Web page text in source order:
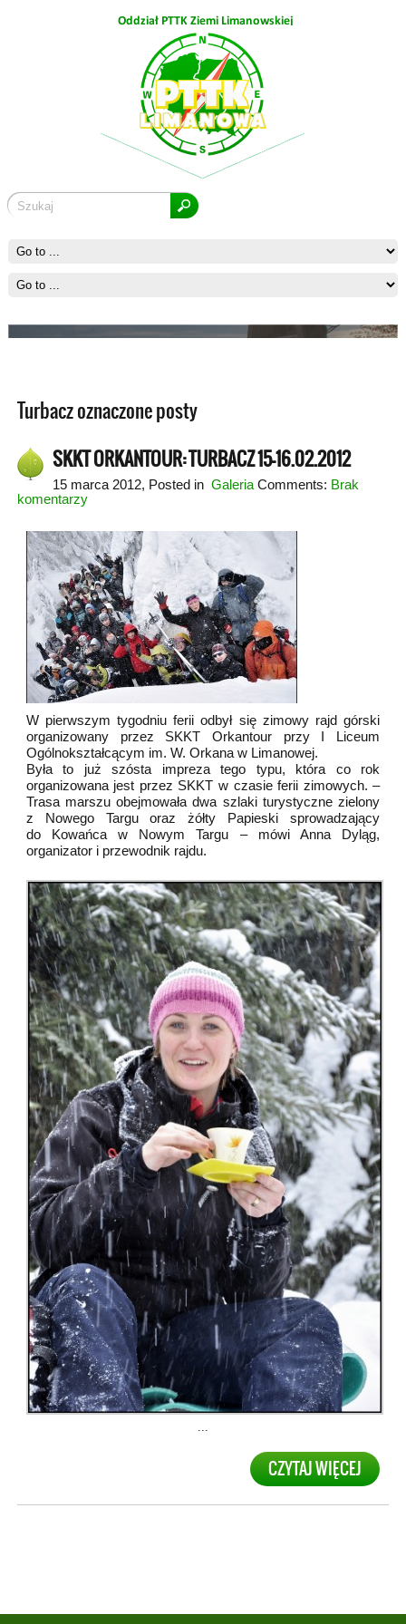
Turbacz oznaczone posty
SKKT ORKANTOUR: TURBACZ 15-16.02.2012
15 marca 2012, Posted in GaleriaComments: Brak
komentarzy
W pierwszym tygodniu ferii odbył się zimowy rajd górski
organizowany przez SKKT Orkantour przy I Liceum
Ogólnokształcącym im. W. Orkana w Limanowej.
Była to już szósta impreza tego typu, która co rok
organizowana jest przez SKKT w czasie ferii zimowych. –
Trasa marszu obejmowała dwa szlaki turystyczne zielony
z Nowego Targu oraz żółty Papieski sprowadzający
do Kowańca w Nowym Targu – mówi Anna Dyląg,
organizator i przewodnik rajdu.
...
CZYTAJ WIĘCEJ